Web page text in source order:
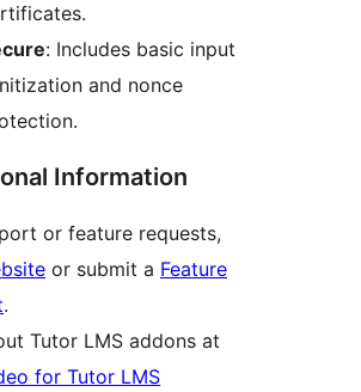
: Includes basic input
and nonce
Information
or feature requests,
or submit a Feature
.
Tutor LMS addons at
for Tutor LMS